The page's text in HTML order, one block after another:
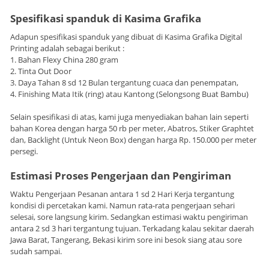
Spesifikasi spanduk di Kasima Grafika
Adapun spesifikasi spanduk yang dibuat di Kasima Grafika Digital
Printing adalah sebagai berikut :
1. Bahan Flexy China 280 gram
2. Tinta Out Door
3. Daya Tahan 8 sd 12 Bulan tergantung cuaca dan penempatan,
4. Finishing Mata Itik (ring) atau Kantong (Selongsong Buat Bambu)
Selain spesifikasi di atas, kami juga menyediakan bahan lain seperti
bahan Korea dengan harga 50 rb per meter, Abatros, Stiker Graphtet
dan, Backlight (Untuk Neon Box) dengan harga Rp. 150.000 per meter
persegi.
Estimasi Proses Pengerjaan dan Pengiriman
Waktu Pengerjaan Pesanan antara 1 sd 2 Hari Kerja tergantung
kondisi di percetakan kami. Namun rata-rata pengerjaan sehari
selesai, sore langsung kirim. Sedangkan estimasi waktu pengiriman
antara 2 sd 3 hari tergantung tujuan. Terkadang kalau sekitar daerah
Jawa Barat, Tangerang, Bekasi kirim sore ini besok siang atau sore
sudah sampai.